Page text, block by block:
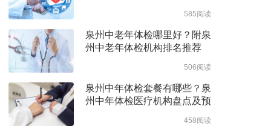
585阅读
泉州中老年体检哪里好？附泉
州中老年体检机构排名推荐
506阅读
泉州中年体检套餐有哪些？泉
州中年体检医疗机构盘点及预
458阅读